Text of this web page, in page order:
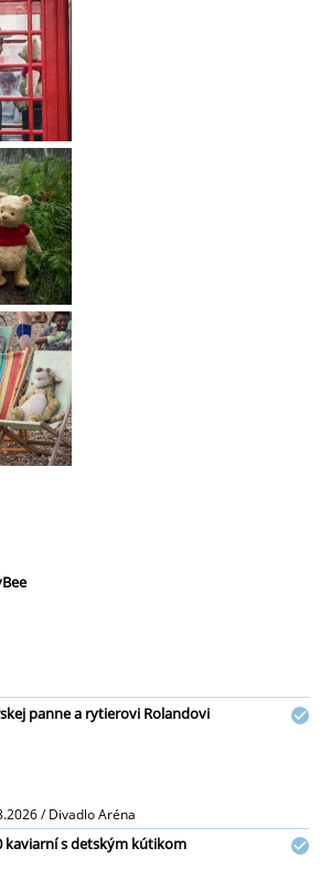
panne a rytierovi Rolandovi
/ Divadlo Aréna
kaviarní s detským kútikom